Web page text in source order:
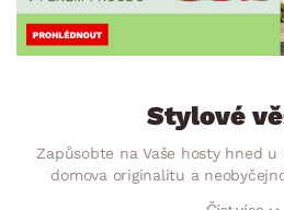
Stylové
Zapůsobte na Vaše hosty hned
domova originalitu a